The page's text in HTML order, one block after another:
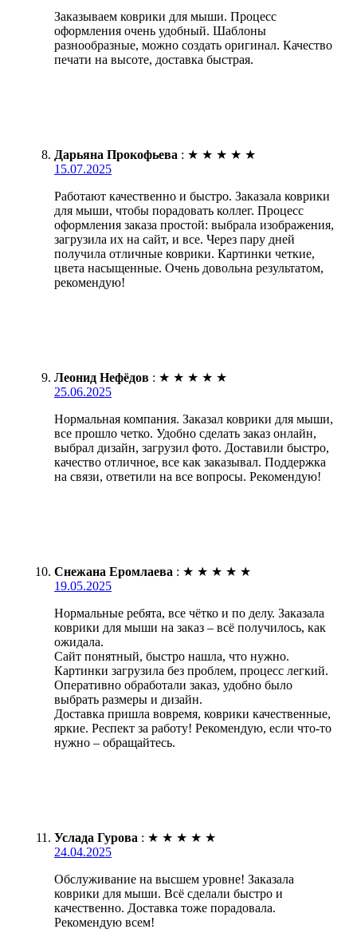
Заказываем коврики для мыши. Процесс
оформления очень удобный. Шаблоны
разнообразные, можно создать оригинал. Качество
печати на высоте, доставка быстрая.
Дарьяна Прокофьева : ★ ★ ★ ★ ★
15.07.2025
Работают качественно и быстро. Заказала коврики
для мыши, чтобы порадовать коллег. Процесс
оформления заказа простой: выбрала изображения,
загрузила их на сайт, и все. Через пару дней
получила отличные коврики. Картинки четкие,
цвета насыщенные. Очень довольна результатом,
рекомендую!
Леонид Нефёдов : ★ ★ ★ ★ ★
25.06.2025
Нормальная компания. Заказал коврики для мыши,
все прошло четко. Удобно сделать заказ онлайн,
выбрал дизайн, загрузил фото. Доставили быстро,
качество отличное, все как заказывал. Поддержка
на связи, ответили на все вопросы. Рекомендую!
Снежана Еромлаева : ★ ★ ★ ★ ★
19.05.2025
Нормальные ребята, все чётко и по делу. Заказала
коврики для мыши на заказ – всё получилось, как
ожидала.
Сайт понятный, быстро нашла, что нужно.
Картинки загрузила без проблем, процесс легкий.
Оперативно обработали заказ, удобно было
выбрать размеры и дизайн.
Доставка пришла вовремя, коврики качественные,
яркие. Респект за работу! Рекомендую, если что-то
нужно – обращайтесь.
Услада Гурова : ★ ★ ★ ★ ★
24.04.2025
Обслуживание на высшем уровне! Заказала
коврики для мыши. Всё сделали быстро и
качественно. Доставка тоже порадовала.
Рекомендую всем!